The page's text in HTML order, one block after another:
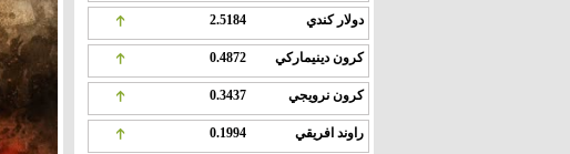
دولار كندي 2.5184
كرون دينيماركي 0.4872
كرون نرويجي 0.3437
راوند افريقي 0.1994